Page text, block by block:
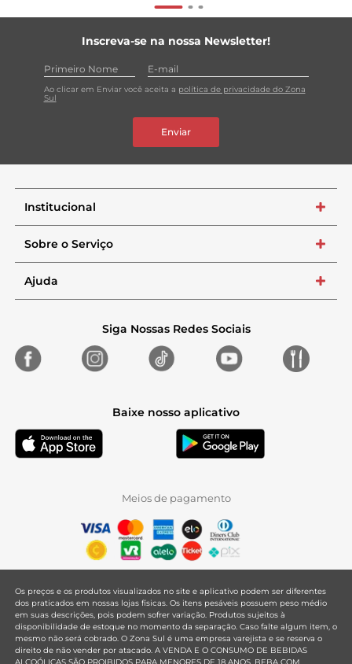
Inscreva-se na nossa Newsletter!
Ao clicar em Enviar você aceita a política de privacidade do Zona
Sul
Enviar
Institucional +
Sobre o Serviço +
Ajuda +
Siga Nossas Redes Sociais
Baixe nosso aplicativo
Meios de pagamento
Os preços e os produtos visualizados no site e aplicativo podem ser diferentes
dos praticados em nossas lojas físicas. Os itens pesáveis possuem peso médio
em suas descrições, pois podem sofrer variação. Produtos sujeitos à
disponibilidade de estoque no momento da separação. Caso falte algum item, o
mesmo não será cobrado. O Zona Sul é uma empresa varejista e se reserva o
direito de não vender por atacado. A VENDA E O CONSUMO DE BEBIDAS